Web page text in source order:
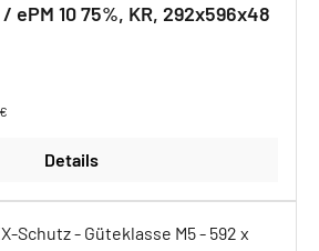
ePM 10 75%, KR, 292x596x48
Details